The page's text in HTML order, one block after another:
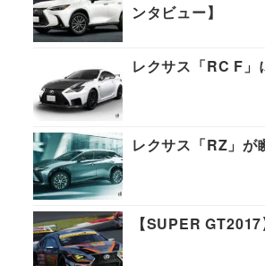
ンタビュー】
レクサス「RC F」
レクサス「RZ」が
【SUPER